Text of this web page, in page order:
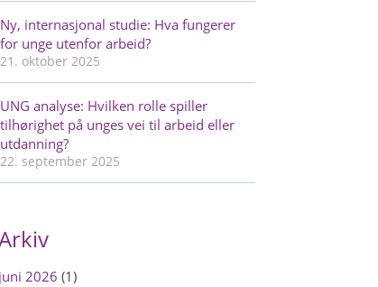
Ny, internasjonal studie: Hva fungerer
for unge utenfor arbeid?
21. oktober 2025
UNG analyse: Hvilken rolle spiller
tilhørighet på unges vei til arbeid eller
utdanning?
22. september 2025
juni 2026 (1)